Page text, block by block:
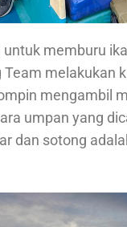
memburu
melakukan
mengambil
umpan yang
dan sotong